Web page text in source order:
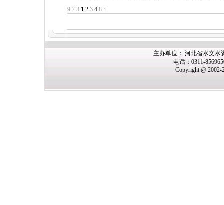
9 7 3 1 2 3 4 8 :
主办单位： 河北省水文水
电话：0311-
Copyright @ 2002-